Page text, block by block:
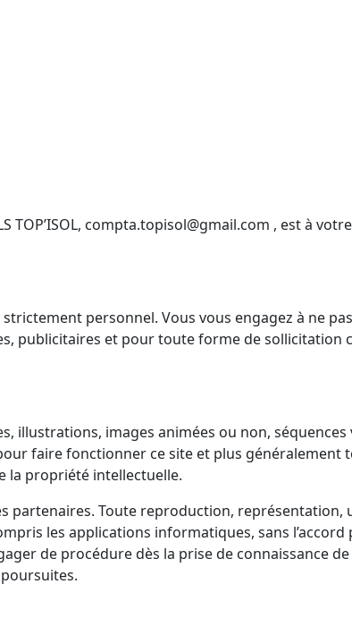
TOP’ISOL, compta.topisol@gmail.com , est à
personnel. Vous vous engagez à ne
publicitaires et pour toute forme de sollicitation
illustrations, images animées ou non, séquences
faire fonctionner ce site et plus généralement
la propriété intellectuelle.
partenaires. Toute reproduction,
les applications informatiques, sans l’accord
de procédure dès la prise de connaissance